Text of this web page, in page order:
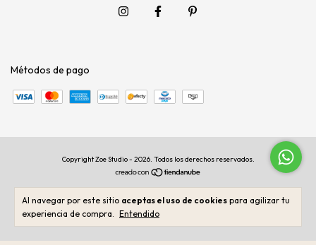
Al navegar por este sitio aceptas el uso de cookies para agilizar tu
experiencia de compra. Entendido
Métodos de pago
Copyright Zoe Studio - 2026. Todos los derechos reservados.